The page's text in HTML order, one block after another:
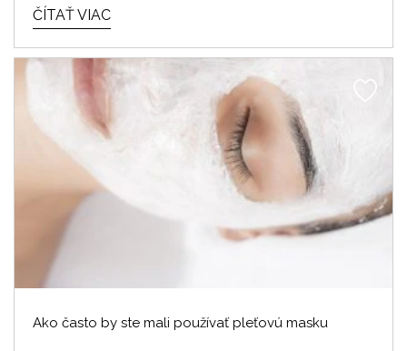
ČÍTAŤ VIAC
Ako často by ste mali používať pleťovú masku